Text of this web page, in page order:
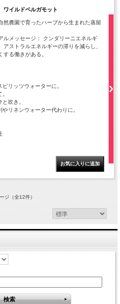
イルドベルガモット
然農園で育ったハーブから生まれた蒸留
ルメッセージ： クンダリーニエネルギ
アストラルエネルギーの滞りを減らし、
する働きがある。
リッツウォーターに。
吹き。
リネンウォーター代わりに。
ジ（全12件）